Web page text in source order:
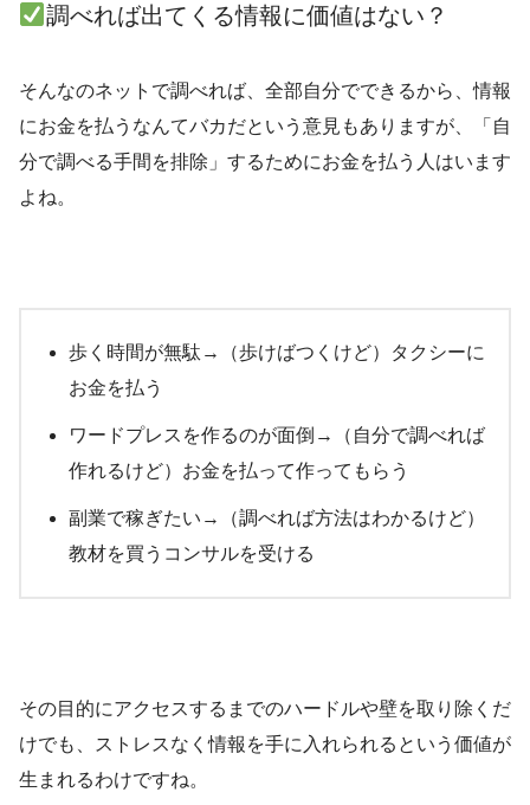
調べれば出てくる情報に価値はない？
そんなのネットで調べれば、全部自分でできるから、情報
にお金を払うなんてバカだという意見もありますが、「自
分で調べる手間を排除」するためにお金を払う人はいます
よね。
歩く時間が無駄→（歩けばつくけど）タクシーに
お金を払う
ワードプレスを作るのが面倒→（自分で調べれば
作れるけど）お金を払って作ってもらう
副業で稼ぎたい→（調べれば方法はわかるけど）
教材を買うコンサルを受ける
その目的にアクセスするまでのハードルや壁を取り除くだ
けでも、ストレスなく情報を手に入れられるという価値が
生まれるわけですね。